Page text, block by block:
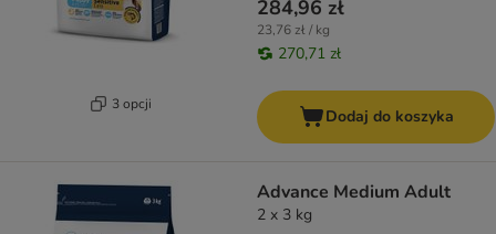
3 opcji
284,96 zł
23,76 zł / kg
270,71 zł
Dodaj do koszyka
Advance Medium Adult
2 x 3 kg